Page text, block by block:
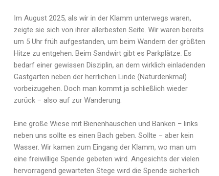
Im August 2025, als wir in der Klamm unterwegs waren,
zeigte sie sich von ihrer allerbesten Seite. Wir waren bereits
um 5 Uhr früh aufgestanden, um beim Wandern der größten
Hitze zu entgehen. Beim Sandwirt gibt es Parkplätze. Es
bedarf einer gewissen Disziplin, an dem wirklich einladenden
Gastgarten neben der herrlichen Linde (Naturdenkmal)
vorbeizugehen. Doch man kommt ja schließlich wieder
zurück – also auf zur Wanderung.
Eine große Wiese mit Bienenhäuschen und Bänken – links
neben uns sollte es einen Bach geben. Sollte – aber kein
Wasser. Wir kamen zum Eingang der Klamm, wo man um
eine freiwillige Spende gebeten wird. Angesichts der vielen
hervorragend gewarteten Stege wird die Spende sicherlich